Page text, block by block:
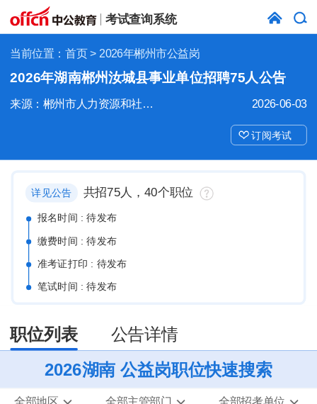
考试查询系统
当前位置： 首页> 2026年郴州市公益岗
2026年湖南郴州汝城县事业单位招聘75人公告
2026-06-03
来源：郴州市人力资源和社会保障局
订阅考试
详见公告 共招75人，40个职位
报名时间 : 待发布
缴费时间 : 待发布
准考证打印 : 待发布
笔试时间 : 待发布
职位列表 公告详情
2026湖南 公益岗职位快速搜索